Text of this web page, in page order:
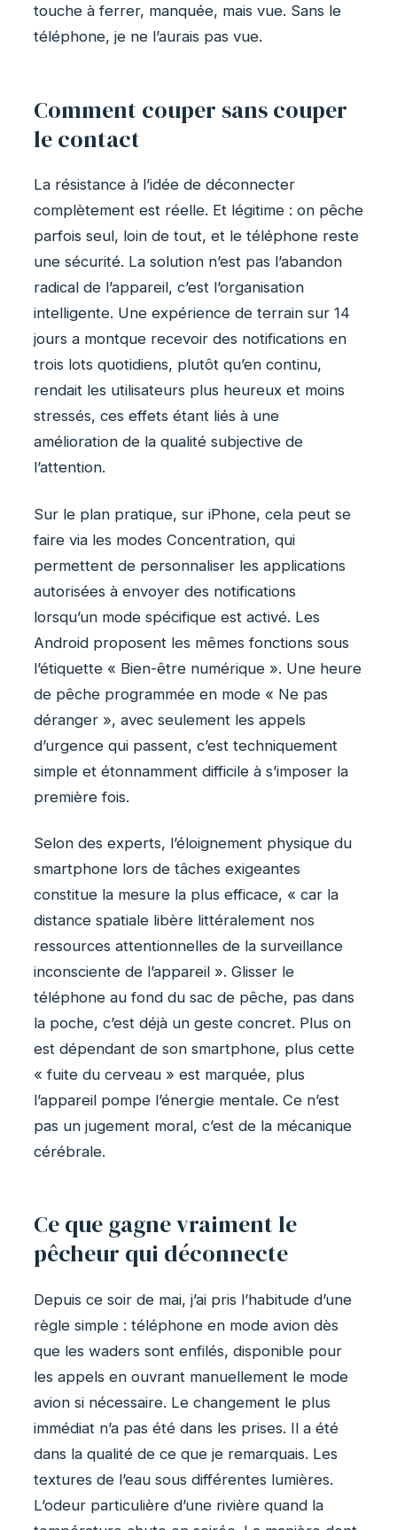
touche à ferrer, manquée, mais vue. Sans le
téléphone, je ne l’aurais pas vue.
Comment couper sans couper
le contact
La résistance à l’idée de déconnecter
complètement est réelle. Et légitime : on pêche
parfois seul, loin de tout, et le téléphone reste
une sécurité. La solution n’est pas l’abandon
radical de l’appareil, c’est l’organisation
intelligente. Une expérience de terrain sur 14
jours a montque recevoir des notifications en
trois lots quotidiens, plutôt qu’en continu,
rendait les utilisateurs plus heureux et moins
stressés, ces effets étant liés à une
amélioration de la qualité subjective de
l’attention.
Sur le plan pratique, sur iPhone, cela peut se
faire via les modes Concentration, qui
permettent de personnaliser les applications
autorisées à envoyer des notifications
lorsqu’un mode spécifique est activé. Les
Android proposent les mêmes fonctions sous
l’étiquette « Bien-être numérique ». Une heure
de pêche programmée en mode « Ne pas
déranger », avec seulement les appels
d’urgence qui passent, c’est techniquement
simple et étonnamment difficile à s’imposer la
première fois.
Selon des experts, l’éloignement physique du
smartphone lors de tâches exigeantes
constitue la mesure la plus efficace, « car la
distance spatiale libère littéralement nos
ressources attentionnelles de la surveillance
inconsciente de l’appareil ». Glisser le
téléphone au fond du sac de pêche, pas dans
la poche, c’est déjà un geste concret. Plus on
est dépendant de son smartphone, plus cette
« fuite du cerveau » est marquée, plus
l’appareil pompe l’énergie mentale. Ce n’est
pas un jugement moral, c’est de la mécanique
cérébrale.
Ce que gagne vraiment le
pêcheur qui déconnecte
Depuis ce soir de mai, j’ai pris l’habitude d’une
règle simple : téléphone en mode avion dès
que les waders sont enfilés, disponible pour
les appels en ouvrant manuellement le mode
avion si nécessaire. Le changement le plus
immédiat n’a pas été dans les prises. Il a été
dans la qualité de ce que je remarquais. Les
textures de l’eau sous différentes lumières.
L’odeur particulière d’une rivière quand la